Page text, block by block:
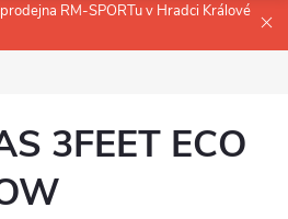
RM-SPORTu v Hradci Králové
3FEET ECO